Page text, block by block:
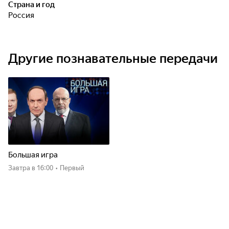
Страна и год
Россия
Другие познавательные передачи
Большая игра
Завтра в 16:00 • Первый